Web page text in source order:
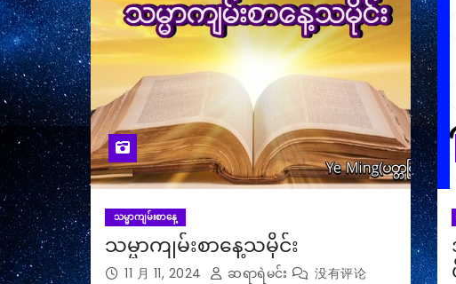
သမ္မာကျမ်းစာနေ့
သမ္မာကျမ်းစာနေ့သမိုင်း
11 月 11, 2024 ဆရာရဲမင်း 没有评论